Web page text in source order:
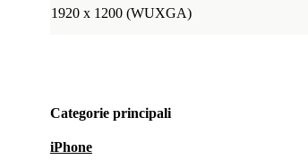
1920 x 1200 (WUXGA)
Categorie principali
iPhone